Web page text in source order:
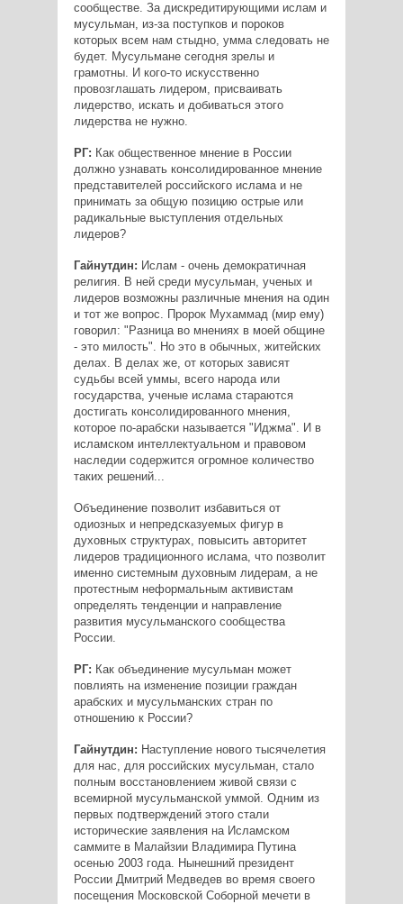
сообществе. За дискредитирующими ислам и
мусульман, из-за поступков и пороков
которых всем нам стыдно, умма следовать не
будет. Мусульмане сегодня зрелы и
грамотны. И кого-то искусственно
провозглашать лидером, присваивать
лидерство, искать и добиваться этого
лидерства не нужно.
РГ: Как общественное мнение в России
должно узнавать консолидированное мнение
представителей российского ислама и не
принимать за общую позицию острые или
радикальные выступления отдельных
лидеров?
Гайнутдин: Ислам - очень демократичная
религия. В ней среди мусульман, ученых и
лидеров возможны различные мнения на один
и тот же вопрос. Пророк Мухаммад (мир ему)
говорил: "Разница во мнениях в моей общине
- это милость". Но это в обычных, житейских
делах. В делах же, от которых зависят
судьбы всей уммы, всего народа или
государства, ученые ислама стараются
достигать консолидированного мнения,
которое по-арабски называется "Иджма". И в
исламском интеллектуальном и правовом
наследии содержится огромное количество
таких решений...
Объединение позволит избавиться от
одиозных и непредсказуемых фигур в
духовных структурах, повысить авторитет
лидеров традиционного ислама, что позволит
именно системным духовным лидерам, а не
протестным неформальным активистам
определять тенденции и направление
развития мусульманского сообщества
России.
РГ: Как объединение мусульман может
повлиять на изменение позиции граждан
арабских и мусульманских стран по
отношению к России?
Гайнутдин: Наступление нового тысячелетия
для нас, для российских мусульман, стало
полным восстановлением живой связи с
всемирной мусульманской уммой. Одним из
первых подтверждений этого стали
исторические заявления на Исламском
саммите в Малайзии Владимира Путина
осенью 2003 года. Нынешний президент
России Дмитрий Медведев во время своего
посещения Московской Соборной мечети в